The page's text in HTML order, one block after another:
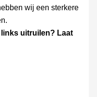
wij een sterkere
links uitruilen? Laat